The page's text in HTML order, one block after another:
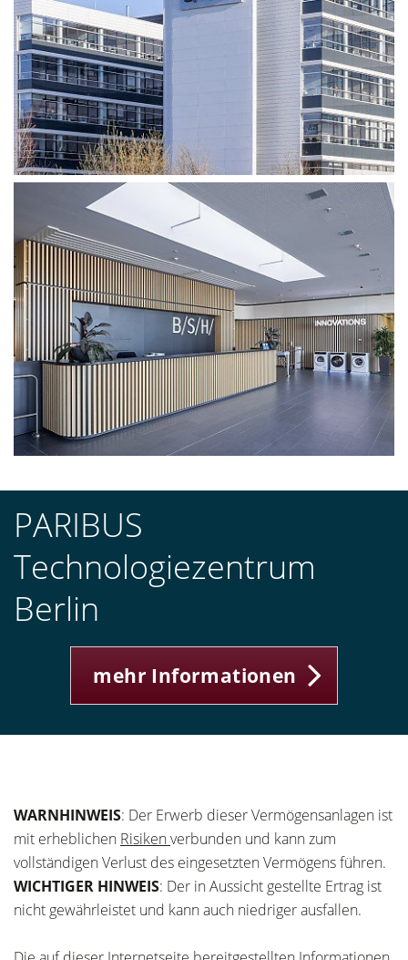
PARIBUS
Technologiezentrum
Berlin
mehr Informationen
WARNHINWEIS: Der Erwerb dieser Vermögensanlagen ist
mit erheblichen Risikenverbunden und kann zum
vollständigen Verlust des eingesetzten Vermögens führen.
WICHTIGER HINWEIS: Der in Aussicht gestellte Ertrag ist
nicht gewährleistet und kann auch niedriger ausfallen.